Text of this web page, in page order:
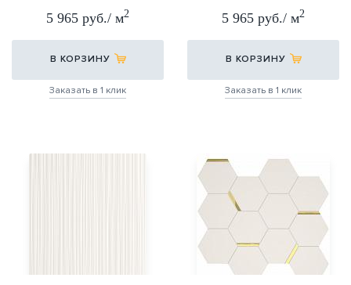
5 965 руб./ м2
В КОРЗИНУ
Заказать в 1 клик
5 965 руб./ м2
В КОРЗИНУ
Заказать в 1 клик